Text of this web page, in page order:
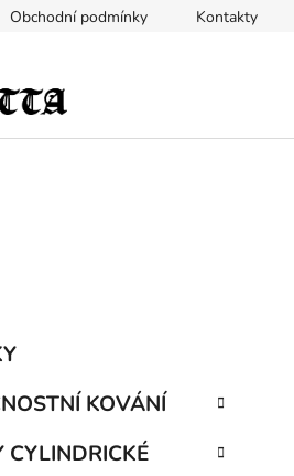
Obchodní podmínky Kontakty
KOVÁNÍ
CYLINDRICKÉ